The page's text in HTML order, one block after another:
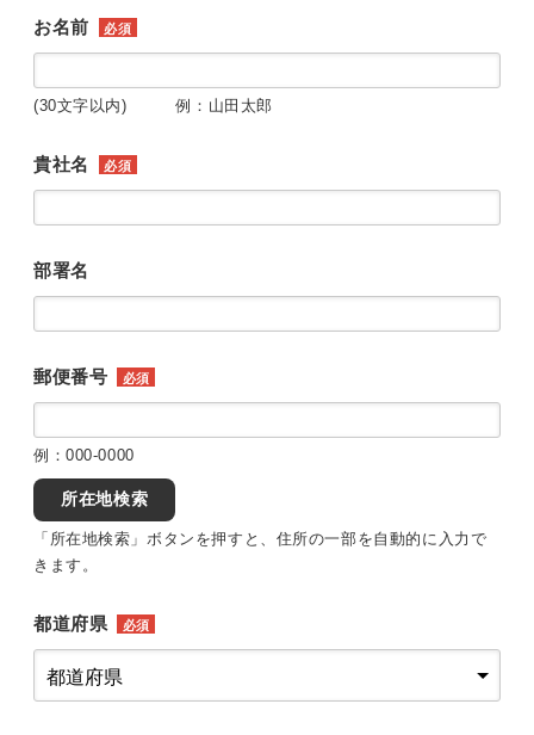
お名前 必須
(30文字以内) 例：山田太郎
貴社名 必須
部署名
郵便番号 必須
例：000-0000
所在地検索
「所在地検索」ボタンを押すと、住所の一部を自動的に入力で
きます。
都道府県 必須